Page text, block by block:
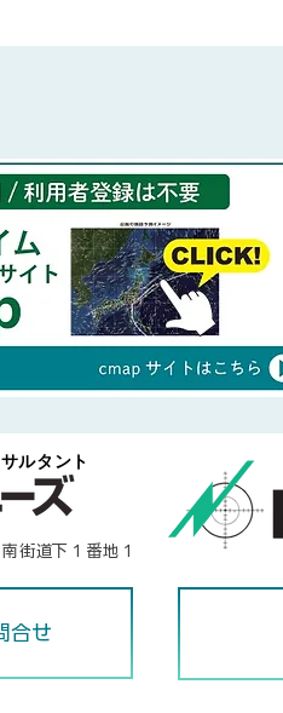
ルタント
街道下１番地１
合せ